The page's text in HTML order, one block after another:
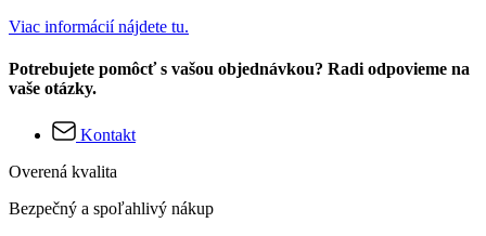
Viac informácií nájdete tu.
Potrebujete pomôcť s vašou objednávkou? Radi odpovieme na
vaše otázky.
Kontakt
Overená kvalita
Bezpečný a spoľahlivý nákup